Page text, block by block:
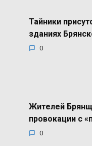
Тайники
зданиях
0
Жителей
провокации с
0